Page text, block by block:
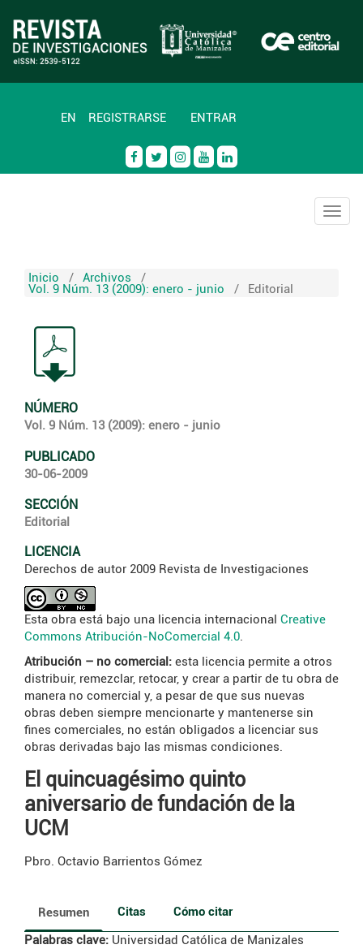
EN REGISTRARSE ENTRAR
Inicio / Archivos /
Vol. 9 Núm. 13 (2009): enero - junio / Editorial
NÚMERO
Vol. 9 Núm. 13 (2009): enero - junio
PUBLICADO
30-06-2009
SECCIÓN
Editorial
LICENCIA
Derechos de autor 2009 Revista de Investigaciones
Esta obra está bajo una licencia internacional Creative
Commons Atribución-NoComercial 4.0.
Atribución – no comercial: esta licencia permite a otros
distribuir, remezclar, retocar, y crear a partir de tu obra de
manera no comercial y, a pesar de que sus nuevas
obras deben siempre mencionarte y mantenerse sin
fines comerciales, no están obligados a licenciar sus
obras derivadas bajo las mismas condiciones.
El quincuagésimo quinto
aniversario de fundación de la
UCM
Pbro. Octavio Barrientos Gómez
Resumen Citas
Cómo citar
Palabras clave: Universidad Católica de Manizales